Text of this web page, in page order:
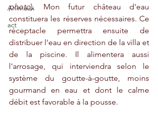
Animaux
act
photo). Mon futur château d'eau
constituera les réserves nécessaires. Ce
réceptacle permettra ensuite de
distribuer l'eau en direction de la villa et
de la piscine. Il alimentera aussi
l'arrosage, qui interviendra selon le
système du goutte-à-goutte, moins
gourmand en eau et dont le calme
débit est favorable à la pousse.